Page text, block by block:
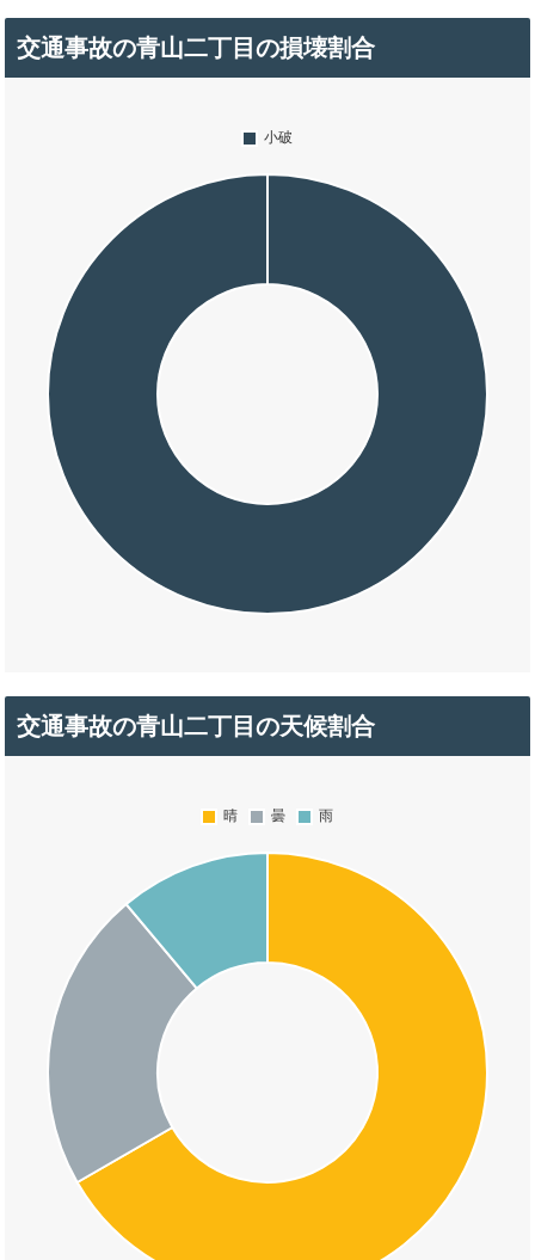
交通事故の青山二丁目の損壊割合
交通事故の青山二丁目の天候割合